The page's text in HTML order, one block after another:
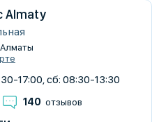
Almaty
17:00, сб: 08:30-13:30
140 отзывов